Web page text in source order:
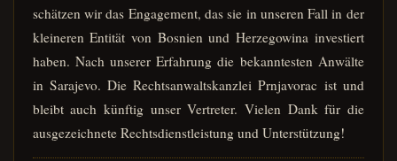
schätzen wir das Engagement, das sie in unseren Fall in der
kleineren Entität von Bosnien und Herzegowina investiert
haben. Nach unserer Erfahrung die bekanntesten Anwälte
in Sarajevo. Die Rechtsanwaltskanzlei Prnjavorac ist und
bleibt auch künftig unser Vertreter. Vielen Dank für die
ausgezeichnete Rechtsdienstleistung und Unterstützung!